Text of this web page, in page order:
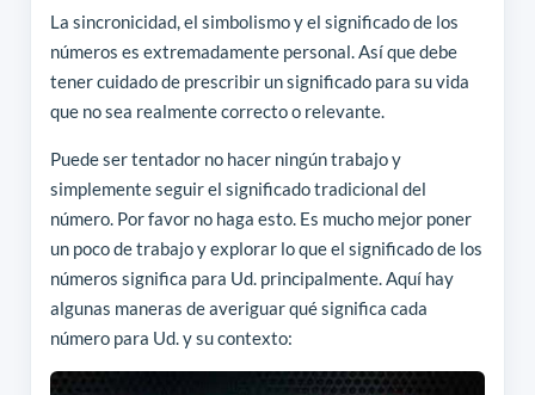
La sincronicidad, el simbolismo y el significado de los
números es extremadamente personal. Así que debe
tener cuidado de prescribir un significado para su vida
que no sea realmente correcto o relevante.
Puede ser tentador no hacer ningún trabajo y
simplemente seguir el significado tradicional del
número. Por favor no haga esto. Es mucho mejor poner
un poco de trabajo y explorar lo que el significado de los
números significa para Ud. principalmente. Aquí hay
algunas maneras de averiguar qué significa cada
número para Ud. y su contexto: